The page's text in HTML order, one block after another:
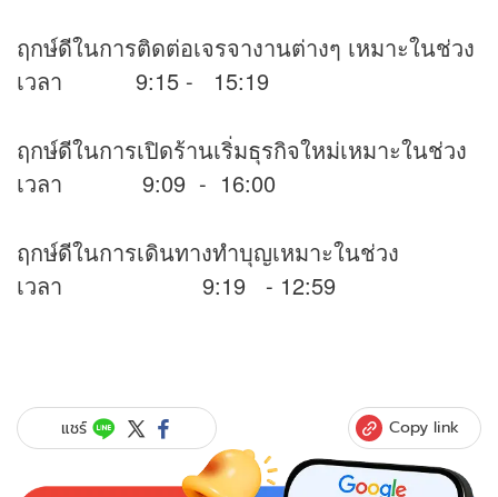
ฤกษ์ดีในการติดต่อเจรจางานต่างๆ เหมาะในช่วง
เวลา 9:15 - 15:19
ฤกษ์ดีในการเปิดร้านเริ่มธุรกิจใหม่เหมาะในช่วง
เวลา 9:09 - 16:00
ฤกษ์ดีในการเดินทางทำบุญเหมาะในช่วง
เวลา 9:19 - 12:59
แชร์ Copy link